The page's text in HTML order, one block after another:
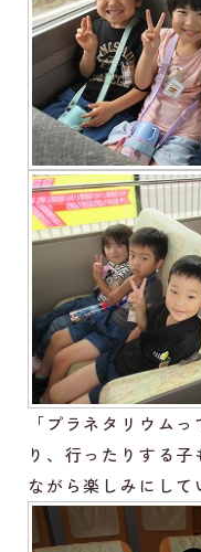
「プラネタリウム
り、行ったりする
ながら楽しみにして